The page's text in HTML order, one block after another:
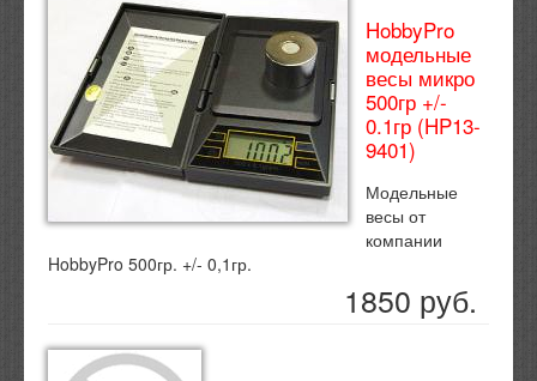
HobbyPro
модельные
весы микро
500гр +/-
0.1гр (HP13-
9401)
Модельные
весы от
компании
HobbyPro 500гр. +/- 0,1гр.
1850 руб.